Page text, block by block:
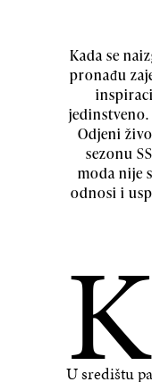
Kada se
pronađu
Odjeni
sezonu
moda nije
odnosi i
K
U središtu